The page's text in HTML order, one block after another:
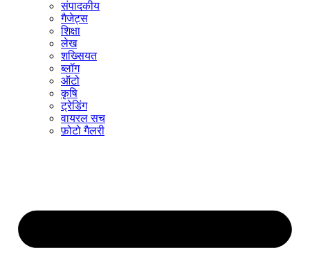
संपादकीय
गैजेट्स
शिक्षा
लेख
शख्सियत
ब्लॉग
ऑटो
कृषि
ट्रेडिंग
वायरल सच
फ़ोटो गैलरी